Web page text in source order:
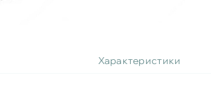
Характеристики